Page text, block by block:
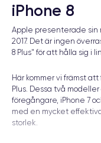
iPhone 8
Apple presenterade sin
2017. Det är ingen
8 Plus" för att hålla sig i
Här kommer vi främst
Plus. Dessa två
föregångare, iPhone 7
med en mycket
storlek.